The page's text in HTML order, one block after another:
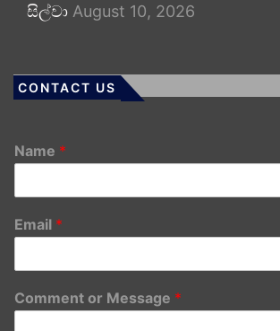
සිල්වා August 10, 2026
CONTACT US
Name *
Email *
Comment or Message *